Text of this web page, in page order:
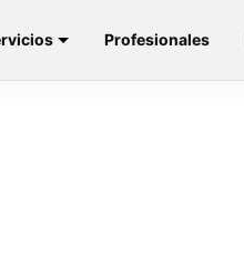
Profesionales